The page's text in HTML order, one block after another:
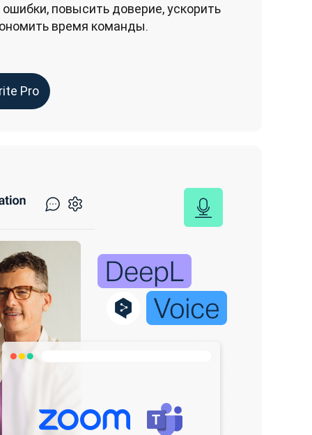
повысить доверие, ускорить
время команды.
Pro